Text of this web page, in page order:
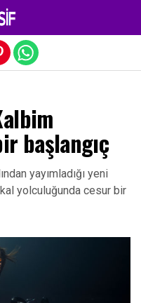
başlangıç
yayımladığı yeni
yolculuğunda cesur bir